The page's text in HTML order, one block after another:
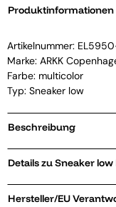
Produktinformationen
Artikelnummer:
Marke: ARKK
Farbe: multicolor
Typ: Sneaker low
Beschreibung
Hersteller/EU